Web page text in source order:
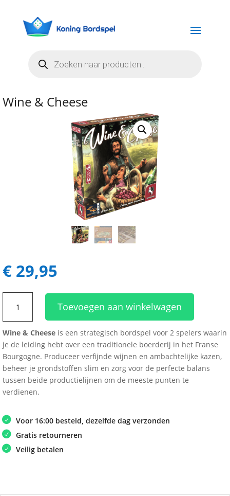
zoeken
Wine & Cheese
€ 29,95
Cheese
aantal
Toevoegen aan winkelwagen
Wine & Cheese is een strategisch bordspel voor 2 spelers waarin
je de leiding hebt over een traditionele boerderij in het Franse
Bourgogne. Produceer verfijnde wijnen en ambachtelijke kazen,
beheer je grondstoffen slim en zorg voor de perfecte balans
tussen beide productielijnen om de meeste punten te
verdienen.
Voor 16:00 besteld, dezelfde dag verzonden
Gratis retourneren
Veilig betalen